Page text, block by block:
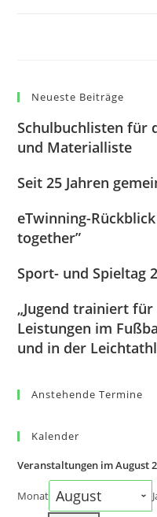
Neueste Beiträge
Schulbuchlisten für
und Materialliste
Seit 25 Jahren
eTwinning-Rückblick
together”
Sport- und Spieltag
„Jugend trainiert für
Leistungen im
und in der
Anstehende Termine
Kalender
Veranstaltungen im August
Monat